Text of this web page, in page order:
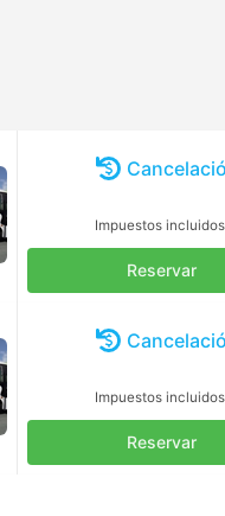
Impuestos incluidos
Reservar
Impuestos incluidos
Reservar